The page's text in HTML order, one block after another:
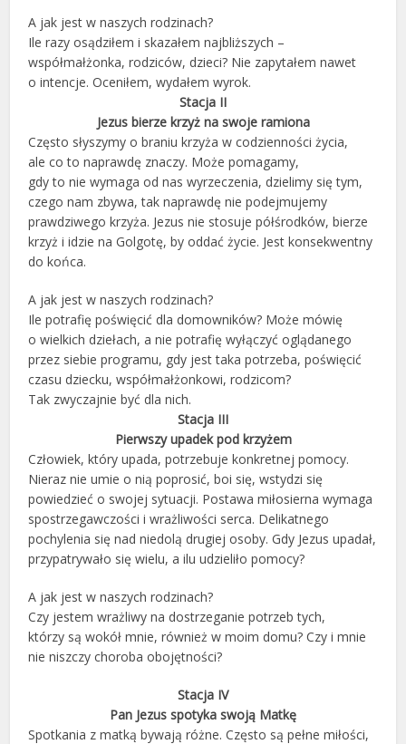
A jak jest w naszych rodzinach?
Ile razy osądziłem i skazałem najbliższych –
współmałżonka, rodziców, dzieci? Nie zapytałem nawet
o intencje. Oceniłem, wydałem wyrok.
Stacja II
Jezus bierze krzyż na swoje ramiona
Często słyszymy o braniu krzyża w codzienności życia,
ale co to naprawdę znaczy. Może pomagamy,
gdy to nie wymaga od nas wyrzeczenia, dzielimy się tym,
czego nam zbywa, tak naprawdę nie podejmujemy
prawdziwego krzyża. Jezus nie stosuje półśrodków, bierze
krzyż i idzie na Golgotę, by oddać życie. Jest konsekwentny
do końca.
A jak jest w naszych rodzinach?
Ile potrafię poświęcić dla domowników? Może mówię
o wielkich dziełach, a nie potrafię wyłączyć oglądanego
przez siebie programu, gdy jest taka potrzeba, poświęcić
czasu dziecku, współmałżonkowi, rodzicom?
Tak zwyczajnie być dla nich.
Stacja III
Pierwszy upadek pod krzyżem
Człowiek, który upada, potrzebuje konkretnej pomocy.
Nieraz nie umie o nią poprosić, boi się, wstydzi się
powiedzieć o swojej sytuacji. Postawa miłosierna wymaga
spostrzegawczości i wrażliwości serca. Delikatnego
pochylenia się nad niedolą drugiej osoby. Gdy Jezus upadał,
przypatrywało się wielu, a ilu udzieliło pomocy?
A jak jest w naszych rodzinach?
Czy jestem wrażliwy na dostrzeganie potrzeb tych,
którzy są wokół mnie, również w moim domu? Czy i mnie
nie niszczy choroba obojętności?
Stacja IV
Pan Jezus spotyka swoją Matkę
Spotkania z matką bywają różne. Często są pełne miłości,